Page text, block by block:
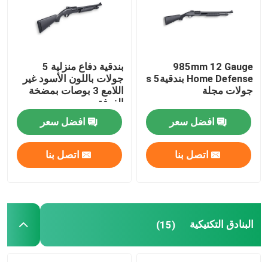
985mm 12 Gauge
Home Defense بندقيةs 5
جولات مجلة
افضل سعر
اتصل بنا
بندقية دفاع منزلية 5
جولات باللون الأسود غير
اللامع 3 بوصات بمضخة
الغرفة
افضل سعر
اتصل بنا
البنادق التكتيكية (15)